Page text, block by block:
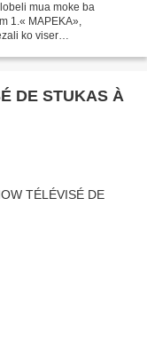
mua moke ba
1.« MAPEKA»,
ko viser
DE STUKAS À